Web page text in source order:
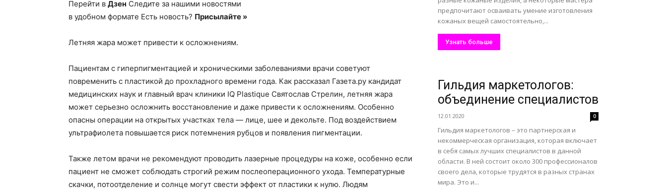
Перейти в Дзен Следите за нашими новостями
в удобном формате Есть новость? Присылайте »
Летняя жара может привести к осложнениям.
Пациентам с гиперпигментацией и хроническими заболеваниями врачи советуют
повременить с пластикой до прохладного времени года. Как рассказал Газета.ру кандидат
медицинских наук и главный врач клиники IQ Plastique Святослав Стрелин, летняя жара
может серьезно осложнить восстановление и даже привести к осложнениям. Особенно
опасны операции на открытых участках тела — лице, шее и декольте. Под воздействием
ультрафиолета повышается риск потемнения рубцов и появления пигментации.
Также летом врачи не рекомендуют проводить лазерные процедуры на коже, особенно если
пациент не сможет соблюдать строгий режим послеоперационного ухода. Температурные
скачки, потоотделение и солнце могут свести эффект от пластики к нулю. Людям
предпочитают осваивать умение изготовления
кожаных вещей самостоятельно,...
Узнать больше
Гильдия маркетологов:
объединение специалистов
12.01.2020 0
Гильдия маркетологов – это партнерская и
некоммерческая организация, которая включает
в себя самых лучших специалистов в данной
области. В ней состоит около 300 профессионалов
своего дела, которые трудятся в разных странах
мира. Это и...